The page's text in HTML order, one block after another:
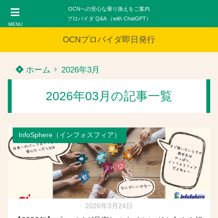
MENU
OCNへの安心な乗り換えをご案内
プロバイダ Q&A （with ChatGPT）
OCNプロバイダ即日発行
ホーム 2026年3月
2026年03月の記事一覧
InfoSphere（インフォスフィア）
2026年3月24日